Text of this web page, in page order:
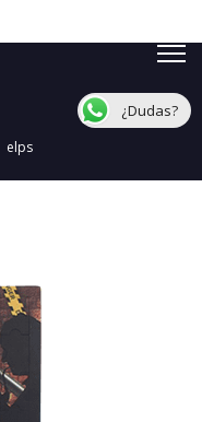
elps
¿Dudas?